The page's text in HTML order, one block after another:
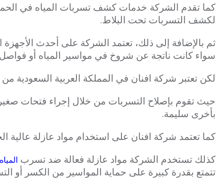
كما تقدم الشركة خدمات كشف تسربات المياه في
لكشف التسربات تحت البلاط.
ثم بالإضافة إلى ذلك، تعتمد الشركة على أحدث الأجهزة
سواء كانت ناتجة عن شروخ في مواسير المياه أو فواصل
لكن تعتبر شركة افنان في المملكة العربية
حيث تقوم بإصلاح التسربات من خلال إجراء فتحات
بأخرى سليمة.
كما تعتمد شركة افنان على استخدام مواد عازلة عالية
كذلك تستخدم الشركة مواد عازلة فعالة ضد تسرب المياه
تتمتع بقدرة كبيرة على حماية المواسير من الكسر أو